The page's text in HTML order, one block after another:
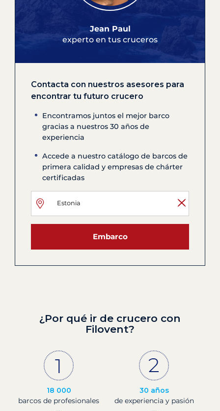
Jean Paul
experto en tus cruceros
Contacta con nuestros asesores para
encontrar tu futuro crucero
Encontramos juntos el mejor barco
gracias a nuestros 30 años de
experiencia
Accede a nuestro catálogo de barcos de
primera calidad y empresas de chárter
certificadas
Embarco
¿Por qué ir de crucero con
Filovent?
18 000
barcos de profesionales
30 años
de experiencia y pasión